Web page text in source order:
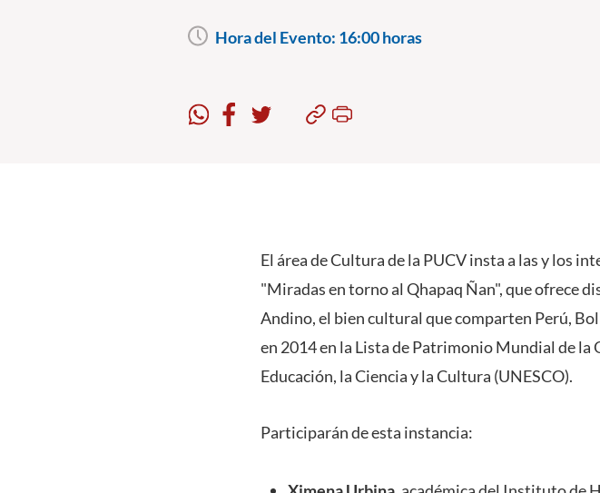
Hora del Evento: 16:00 horas
El área de Cultura de la PUCV insta a las y los
"Miradas en torno al Qhapaq Ñan", que ofrece
Andino, el bien cultural que comparten Perú,
en 2014 en la Lista de Patrimonio Mundial de la
Educación, la Ciencia y la Cultura (UNESCO).
Participarán de esta instancia: